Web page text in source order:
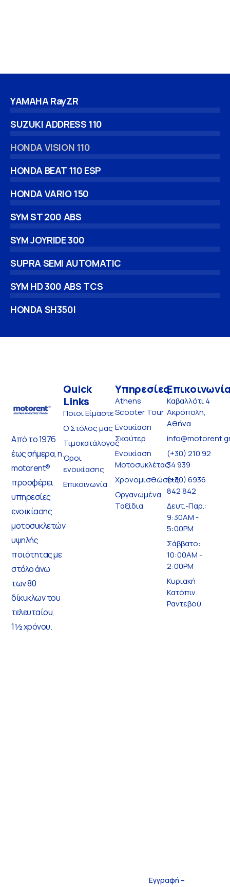
YAMAHA RayZR
SUZUKI ADDRESS 110
HONDA VISION 110
HONDA BEAT 110 ESP
HONDA VARIO 150
SYM ST 200 ABS
SYM JOYRIDE 300
SUPRA SEMI AUTOMATIC
SYM HD 300 ABS TCS
HONDA SH350I
Από το 1976
έως σήμερα, η
motorent®
προσφέρει
υπηρεσίες
ενοικίασης
μοτοσυκλετών
υψηλής
ποιότητας με
στόλο άνω
των 80
δίκυκλων του
τελευταίου,
1½ χρόνου.
Υπηρεσίες
Athens
Scooter Tour
Ενοικίαση
Σκούτερ
Ενοικίαση
Μοτοσυκλέτας
Χρονομισθώσεις
Οργανωμένα
Ταξίδια
Quick
Links
Ποιοι Είμαστε
Ο Στόλος μας
Τιμοκατάλογος
Όροι
ενοικίασης
Επικοινωνία
Καβαλλότι 4
Ακρόπολη,
Αθήνα
(+30) 210 92
34 939
(+30) 6936
842 842
Δευτ.-Παρ.:
9:30AM -
5:00PM
Σάββατο:
10:00AM -
2:00PM
Κυριακή:
Κατόπιν
Ραντεβού
Εγγραφή –